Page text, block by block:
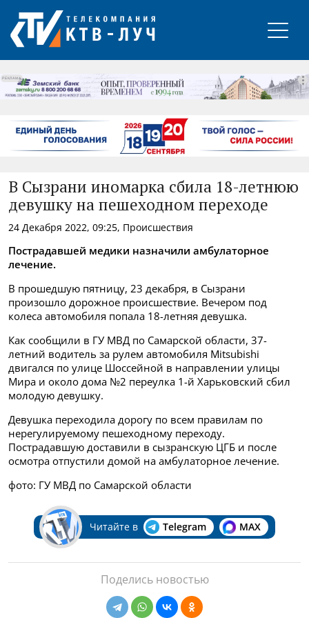
РЕКЛАМА
В Сызрани иномарка сбила 18-летнюю
девушку на пешеходном переходе
24 Декабря 2022, 09:25, Происшествия
Пострадавшей медики назначили амбулаторное
лечение.
В прошедшую пятницу, 23 декабря, в Сызрани
произошло дорожное происшествие. Вечером под
колеса автомобиля попала 18-летняя девушка.
Как сообщили в ГУ МВД по Самарской области, 37-
летний водитель за рулем автомобиля Mitsubishi
двигался по улице Шоссейной в направлении улицы
Мира и около дома №2 переулка 1-й Харьковский сбил
молодую девушку.
Девушка переходила дорогу по всем правилам по
нерегулируемому пешеходному переходу.
Пострадавшую доставили в сызранскую ЦГБ и после
осмотра отпустили домой на амбулаторное лечение.
фото: ГУ МВД по Самарской области
Читайте в Telegram MAX
Поделись новостью